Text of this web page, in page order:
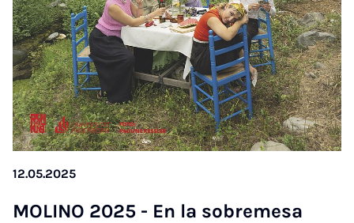
12.05.2025
MOLINO 2025 - En la sobremesa